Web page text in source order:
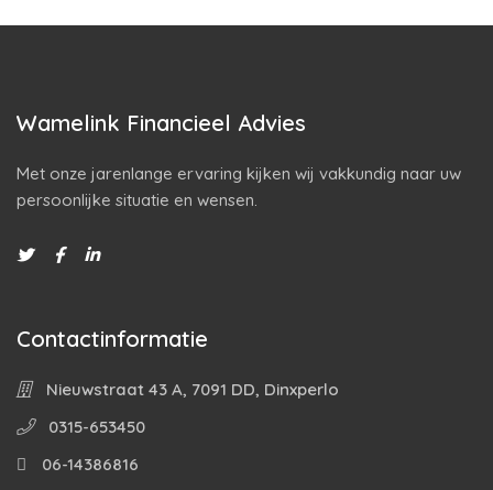
Wamelink Financieel Advies
Met onze jarenlange ervaring kijken wij vakkundig naar uw
persoonlijke situatie en wensen.
Contactinformatie
Nieuwstraat 43 A, 7091 DD, Dinxperlo
0315-653450
06-14386816